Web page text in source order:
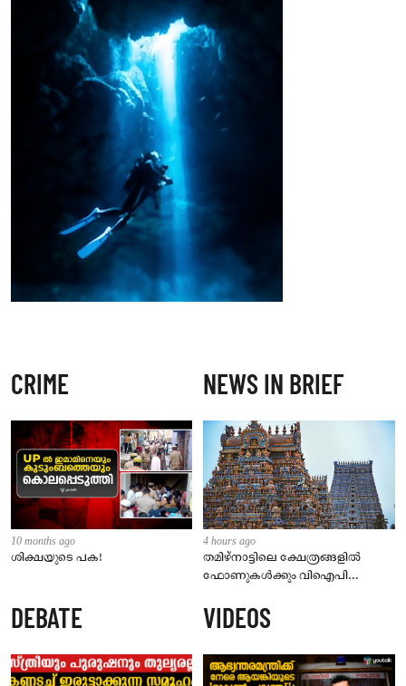
CRIME
10 months ago
ശിക്ഷയുടെ പക!
NEWS IN BRIEF
4 hours ago
തമിഴ്‌നാട്ടിലെ ക്ഷേത്രങ്ങളിൽ
ഫോണുകൾക്കും വിഐപി
സെപ്റ്റംബർ 1 മുതൽ നിലവിൽ
വരും
DEBATE VIDEOS